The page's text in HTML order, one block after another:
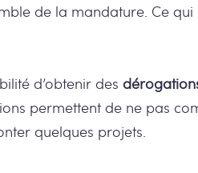
de la mandature. Ce
d’obtenir des
permettent de ne pas
quelques projets.